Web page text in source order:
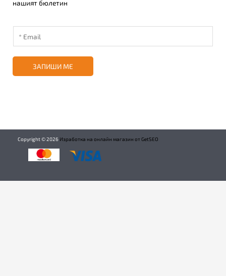
нашият бюлетин
ЗАПИШИ МЕ
Copyright ©2026 Изработка на онлайн магазин от GetSEO